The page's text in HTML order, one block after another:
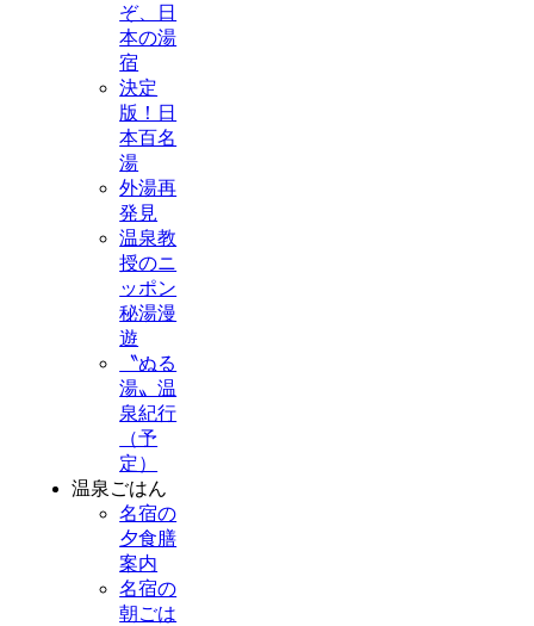
ぞ、日
本の湯
宿
決定
版！日
本百名
湯
外湯再
発見
温泉教
授のニ
ッポン
秘湯漫
遊
〝ぬる
湯〟温
泉紀行
（予
定）
温泉ごはん
名宿の
夕食膳
案内
名宿の
朝ごは